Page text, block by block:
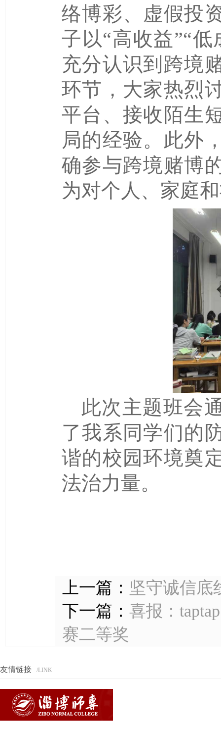
络博彩、虚假投
子以“高收益”“
充分认识到跨境
环节，大家热烈
平台、接收陌生
局的经验。此外
确参与跨境赌博
为对个人、家庭
此次主题班会
了我系同学们的
谐的校园环境奠
法治力量。
上一篇： 坚守诚信底
下一篇： 喜报：
赛二等奖
友情链接 /LINK